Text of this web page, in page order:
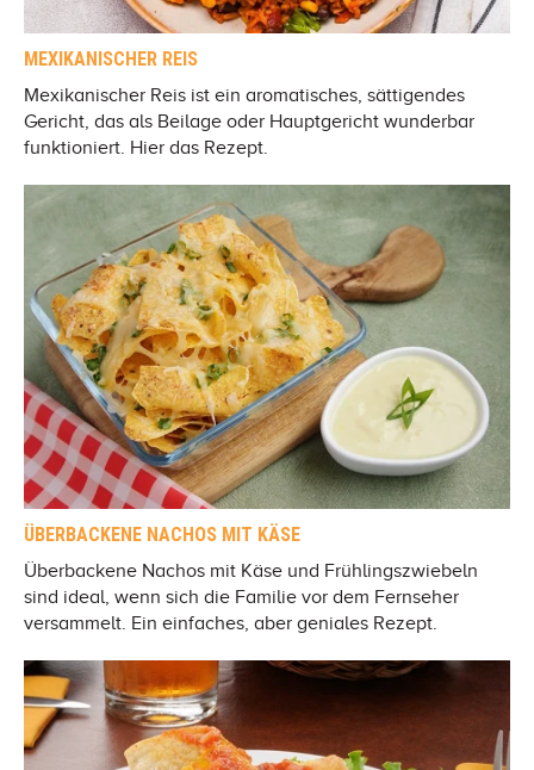
MEXIKANISCHER REIS
Mexikanischer Reis ist ein aromatisches, sättigendes
Gericht, das als Beilage oder Hauptgericht wunderbar
funktioniert. Hier das Rezept.
ÜBERBACKENE NACHOS MIT KÄSE
Überbackene Nachos mit Käse und Frühlingszwiebeln
sind ideal, wenn sich die Familie vor dem Fernseher
versammelt. Ein einfaches, aber geniales Rezept.